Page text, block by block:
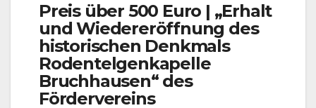
Preis über 500 Euro | „Erhalt
und Wiedereröffnung des
historischen Denkmals
Rodentelgenkapelle
Bruchhausen“ des
Fördervereins